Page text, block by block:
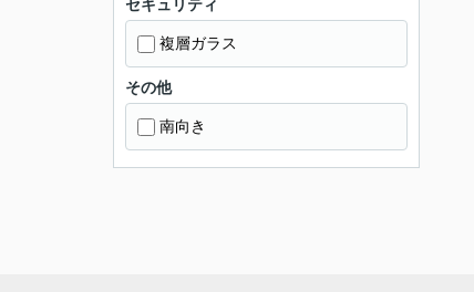
セキュリティ
複層ガラス
その他
南向き